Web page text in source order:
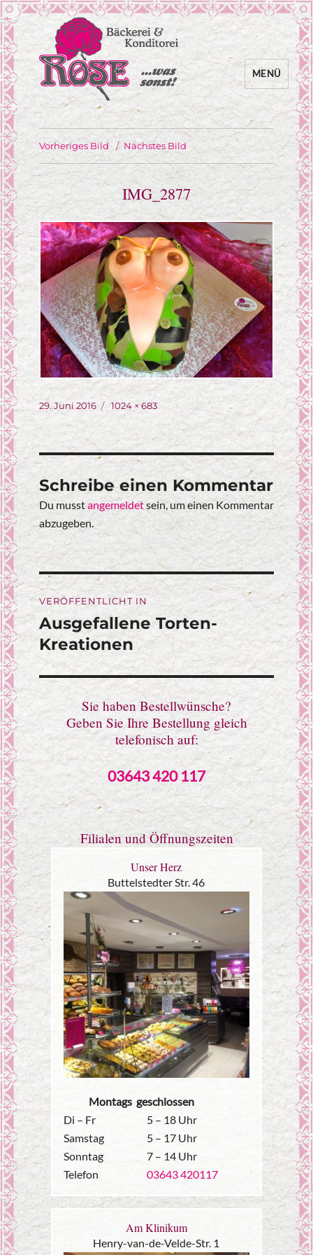
Bäckerei Rose
… was sonst!
MENÜ
Vorheriges Bild Nächstes Bild
IMG_2877
Veröffentlicht
29. Juni 2016 Originalgröße
1024 × 683
Schreibe einen Kommentar
Du musstangemeldetsein, um einen Kommentar
abzugeben.
Beitragsnavigation
VERÖFFENTLICHT IN
Ausgefallene Torten-
Kreationen
Sie haben Bestellwünsche?
Geben Sie Ihre Bestellung gleich
telefonisch auf:
03643 420 117
Filialen und Öffnungszeiten
Unser Herz
Buttelstedter Str. 46
Montags geschlossen
Di – Fr
5 – 18 Uhr
Samstag
5 – 17 Uhr
Sonntag
7 – 14 Uhr
Telefon
03643 420117
Am Klinikum
Henry-van-de-Velde-Str. 1